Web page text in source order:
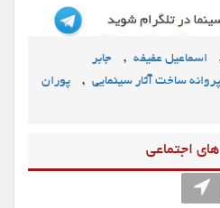
اسماعیل عفیفه ,
جابر
پروانه ساخت آثار سینمایی ,
پوران
اجتماعی